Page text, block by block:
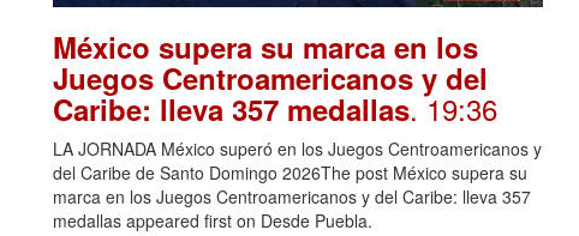
México supera su marca en los
Juegos Centroamericanos y del
Caribe: lleva 357 medallas. 19:36
LA JORNADA México superó en los Juegos Centroamericanos y
del Caribe de Santo Domingo 2026The post México supera su
marca en los Juegos Centroamericanos y del Caribe: lleva 357
medallas appeared first on Desde Puebla.